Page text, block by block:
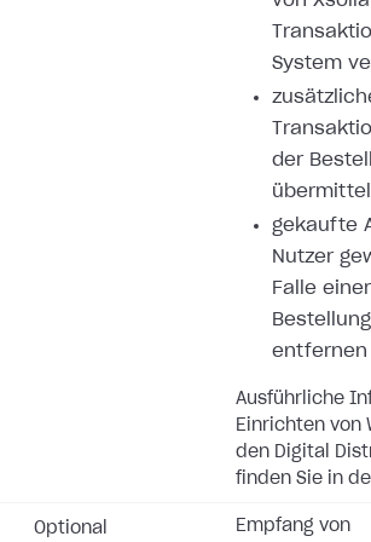
System
der
gekaufte
Nutzer
Falle
entfernen
Ausführliche
Einrichten von
den Digital
finden Sie in
Optional
Empfang von